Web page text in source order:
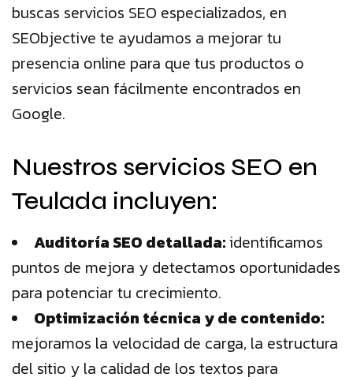
buscas servicios SEO especializados, en
SEObjective te ayudamos a mejorar tu
presencia online para que tus productos o
servicios sean fácilmente encontrados en
Google.
Nuestros servicios SEO en
Teulada incluyen:
Auditoría SEO detallada:identificamos
puntos de mejora y detectamos oportunidades
para potenciar tu crecimiento.
Optimización técnica y de contenido:
mejoramos la velocidad de carga, la estructura
del sitio y la calidad de los textos para